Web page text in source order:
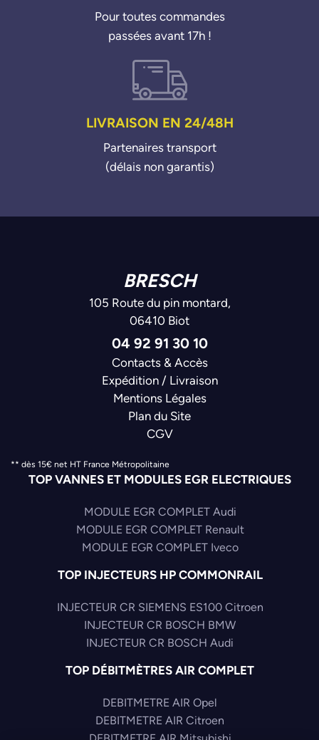
Pour toutes commandes
passées avant 17h !
LIVRAISON EN 24/48H
Partenaires transport
(délais non garantis)
BRESCH
105 Route du pin montard,
06410 Biot
04 92 91 30 10
Contacts & Accès
Expédition / Livraison
Mentions Légales
Plan du Site
CGV
** dès 15€ net HT France Métropolitaine
TOP VANNES ET MODULES EGR ELECTRIQUES
MODULE EGR COMPLET Audi
MODULE EGR COMPLET Renault
MODULE EGR COMPLET Iveco
TOP INJECTEURS HP COMMONRAIL
INJECTEUR CR SIEMENS ES100 Citroen
INJECTEUR CR BOSCH BMW
INJECTEUR CR BOSCH Audi
TOP DÉBITMÈTRES AIR COMPLET
DEBITMETRE AIR Opel
DEBITMETRE AIR Citroen